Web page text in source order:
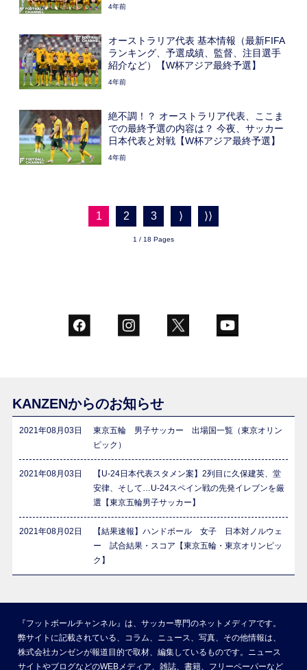
4年前
オーストラリア代表 基本情報（最新FIFA
ランキング、予選成績、監督、注目選手
紹介など）【W杯アジア最終予選】
4年前
絶不調！？ オーストラリア代表、ここま
での最終予選の内容は？ 今夜、サッカー
日本代表と対戦【W杯アジア最終予選】
4年前
1 2 3 ⟩ ⟩⟩
1 / 18 Pages
KANZENからのお知らせ
2021年08月03日
東京五輪 男子サッカー 出場国一覧（東京オリン
ピック）
2021年08月03日
【U-24日本代表スタメン案】2列目に久保建英、堂
安律、そして…U-24スペイン戦の先発イレブンを厳
選【東京五輪男子サッカー】
2021年08月02日
【結果速報】ハンドボール 女子 日本対ノルウェ
ー 試合結果・スコア【東京五輪・東京オリンピッ
ク】
『フットボールチャンネル』は、サッカー専門のネットメディアです。
弊サイトに記載されている、コラム、ニュース、写真、その他情報は、
株式会社カンゼンが報道目的で取材、編集しているものです。ニュース
サイトやブログなどのWEBメディア、雑誌、書籍、フリーペーパーなど